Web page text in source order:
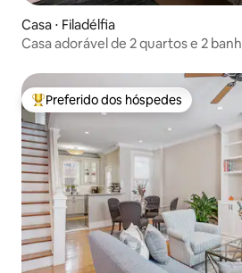
Casa ⋅ Filadélfia
Casa adorável de 2 quartos e 2
Entre os melhores preferidos dos
Preferido dos hóspedes